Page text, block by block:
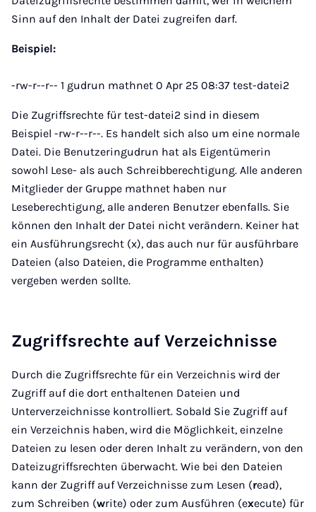
Sinn auf den Inhalt der Datei zugreifen darf.
Beispiel:
-rw-r--r-- 1 gudrun mathnet 0 Apr 25 08:37 test-datei2
Die Zugriffsrechte für test-datei2 sind in diesem
Beispiel -rw-r--r--. Es handelt sich also um eine normale
Datei. Die Benutzeringudrun hat als Eigentümerin
sowohl Lese- als auch Schreibberechtigung. Alle anderen
Mitglieder der Gruppe mathnet haben nur
Leseberechtigung, alle anderen Benutzer ebenfalls. Sie
können den Inhalt der Datei nicht verändern. Keiner hat
ein Ausführungsrecht (x), das auch nur für ausführbare
Dateien (also Dateien, die Programme enthalten)
vergeben werden sollte.
Zugriffsrechte auf Verzeichnisse
Durch die Zugriffsrechte für ein Verzeichnis wird der
Zugriff auf die dort enthaltenen Dateien und
Unterverzeichnisse kontrolliert. Sobald Sie Zugriff auf
ein Verzeichnis haben, wird die Möglichkeit, einzelne
Dateien zu lesen oder deren Inhalt zu verändern, von den
Dateizugriffsrechten überwacht. Wie bei den Dateien
kann der Zugriff auf Verzeichnisse zum Lesen (read),
zum Schreiben (write) oder zum Ausführen (execute) für